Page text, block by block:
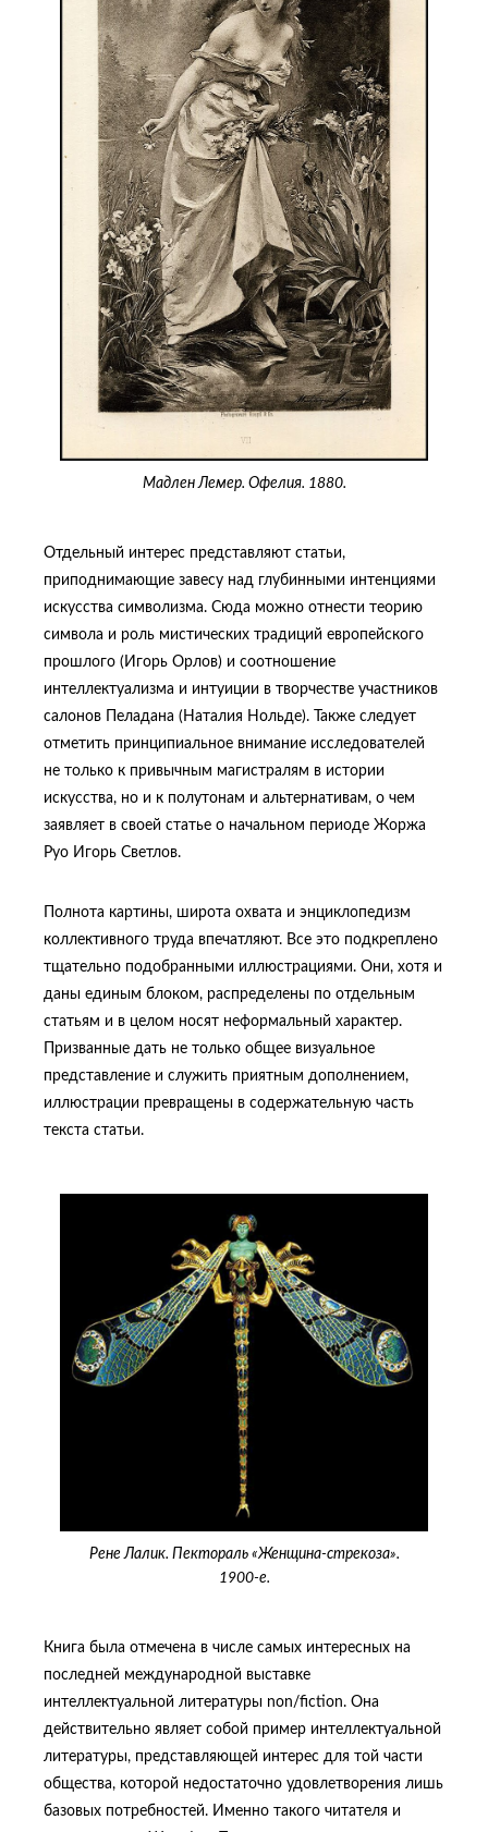
Мадлен Лемер. Офелия. 1880.
Отдельный интерес представляют статьи,
приподнимающие завесу над глубинными интенциями
искусства символизма. Сюда можно отнести теорию
символа и роль мистических традиций европейского
прошлого (Игорь Орлов) и соотношение
интеллектуализма и интуиции в творчестве участников
салонов Пеладана (Наталия Нольде). Также следует
отметить принципиальное внимание исследователей
не только к привычным магистралям в истории
искусства, но и к полутонам и альтернативам, о чем
заявляет в своей статье о начальном периоде Жоржа
Руо Игорь Светлов.
Полнота картины, широта охвата и энциклопедизм
коллективного труда впечатляют. Все это подкреплено
тщательно подобранными иллюстрациями. Они, хотя и
даны единым блоком, распределены по отдельным
статьям и в целом носят неформальный характер.
Призванные дать не только общее визуальное
представление и служить приятным дополнением,
иллюстрации превращены в содержательную часть
текста статьи.
Рене Лалик. Пектораль «Женщина-стрекоза».
1900-е.
Книга была отмечена в числе самых интересных на
последней международной выставке
интеллектуальной литературы non/fiction. Она
действительно являет собой пример интеллектуальной
литературы, представляющей интерес для той части
общества, которой недостаточно удовлетворения лишь
базовых потребностей. Именно такого читателя и